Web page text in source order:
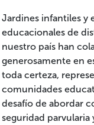
Jardines infantiles y
educacionales de
nuestro país han
generosamente en
toda certeza,
comunidades
desafío de abordar
seguridad parvularia